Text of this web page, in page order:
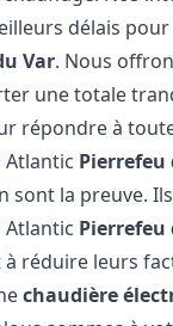
délais
Var. Nous
une totale
répondre à
Atlantic Pierrefeu
sont la preuve.
Atlantic Pierrefeu
réduire leurs
chaudière